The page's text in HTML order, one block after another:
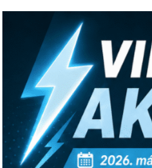
Partnereink